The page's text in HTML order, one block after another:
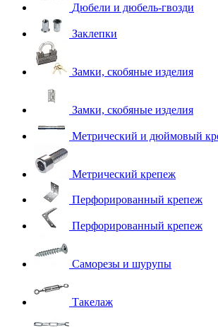
Дюбели и дюбель-гвозди
Заклепки
Замки, скобяные изделия
Замки, скобяные изделия
Метрический и дюймовый
Метрический крепеж
Перфорированный крепеж
Перфорированный крепеж
Саморезы и шурупы
Такелаж